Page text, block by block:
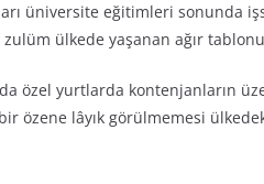
üniversite eğitimleri sonunda
ülkede yaşanan ağır
özel yurtlarda kontenjanların
özene lâyık görülmemesi